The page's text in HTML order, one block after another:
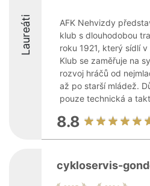
Laureáti
AFK Nehvizdy
klub s dlouhodobou
roku 1921, který sídlí
Klub se zaměřuje na
rozvoj hráčů od
až po starší mládež.
pouze technická a
8.8
cykloservis-